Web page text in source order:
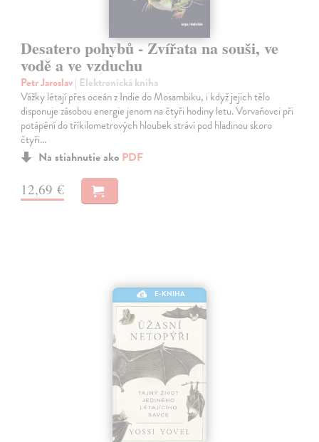
Desatero pohybů - Zvířata na souši, ve
vodě a ve vzduchu
Petr Jaroslav| Elektronická kniha
Vážky létají přes oceán z Indie do Mosambiku, i když jejich tělo
disponuje zásobou energie jenom na čtyři hodiny letu. Vorvaňovci při
potápění do tříkilometrových hloubek stráví pod hladinou skoro
čtyři…
Na stiahnutie ako PDF
12,69 €
E-KNIHA